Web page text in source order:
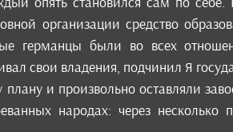
организации средство
германцы были во всех
свои владения, подчинил Я
и произвольно оставляли
народах: через